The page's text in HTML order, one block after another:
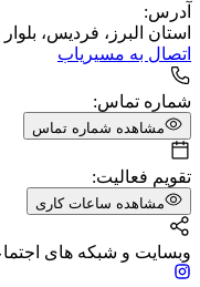
آدرس:
استان البرز، فردیس،
اتصال به مسیریاب
شماره تماس:
مشاهده شماره تماس
تقویم فعالیت:
مشاهده ساعات کاری
وبسایت و شبکه های